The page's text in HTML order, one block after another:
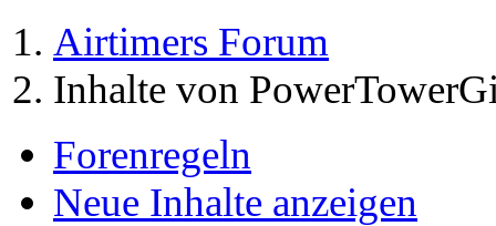
Airtimers Forum
Inhalte von
Forenregeln
Neue Inhalte anzeigen